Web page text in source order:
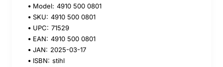
Model: 4910 500 0801
SKU: 4910 500 0801
UPC: 71529
EAN: 4910 500 0801
JAN: 2025-03-17
ISBN: stihl